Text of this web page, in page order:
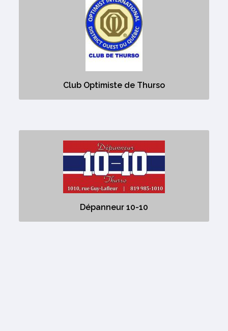
Club Optimiste de Thurso
Aucune description
Dépanneur 10-10
Dépanneur 10-10
Aucune description